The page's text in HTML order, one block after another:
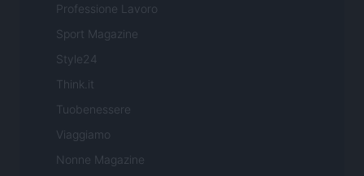
Professione Lavoro
Sport Magazine
Style24
Think.it
Tuobenessere
Viaggiamo
Nonne Magazine